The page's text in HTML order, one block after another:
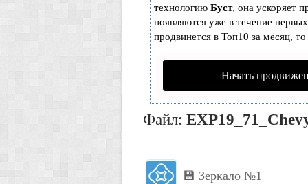
технологию Буст, она ускоряет
появляются уже в течение
продвинется в Топ10 за месяц,
Начать
Файл:
💾 Зеркало №1